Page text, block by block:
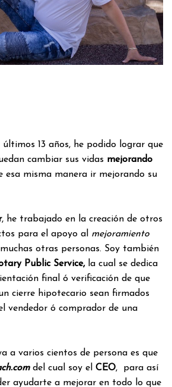
últimos 13 años, he podido lograr que
cambiar sus vidas mejorando
esa misma manera ir mejorando su
, he trabajado en la creación de otros
para el apoyo al mejoramiento
otras personas. Soy también
Public Service,la cual se dedica
final ó verificación de que
cierre hipotecario sean firmados
vendedor ó comprador de una
a varios cientos de persona es que
del cual soy el CEO, para así
ayudarte a mejorar en todo lo que